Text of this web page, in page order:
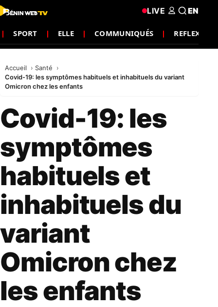
SPORT ELLE COMMUNIQUÉS REFLEXION
LIVE EN
Accueil
Santé
Covid-19: les symptômes habituels et inhabituels du variant
Omicron chez les enfants
Covid-19: les
symptômes
habituels et
inhabituels du
variant
Omicron chez
les enfants